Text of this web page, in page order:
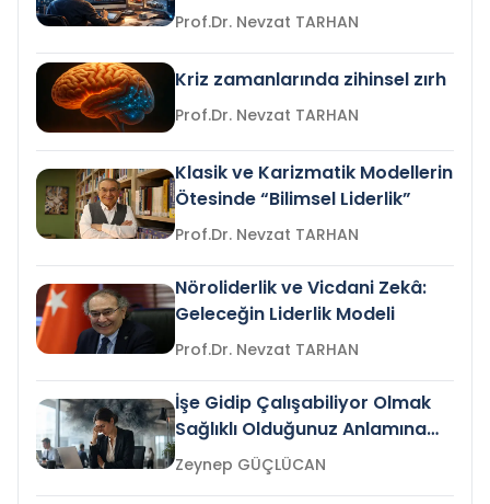
Prof.Dr. Nevzat TARHAN
Kriz zamanlarında zihinsel zırh
Prof.Dr. Nevzat TARHAN
Klasik ve Karizmatik Modellerin
Ötesinde “Bilimsel Liderlik”
Prof.Dr. Nevzat TARHAN
Nöroliderlik ve Vicdani Zekâ:
Geleceğin Liderlik Modeli
Prof.Dr. Nevzat TARHAN
İşe Gidip Çalışabiliyor Olmak
Sağlıklı Olduğunuz Anlamına
Gelir mi?Zeynep GÜÇLÜCAN